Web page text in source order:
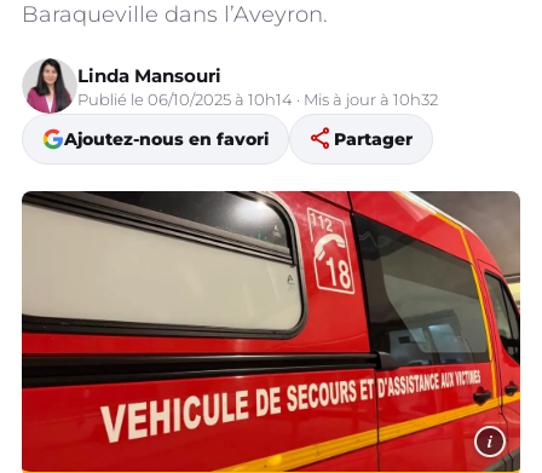
Baraqueville dans l’Aveyron.
Linda Mansouri
Publié le 06/10/2025 à 10h14 · Mis à jour à 10h32
Ajoutez-nous en favori share Partager
i